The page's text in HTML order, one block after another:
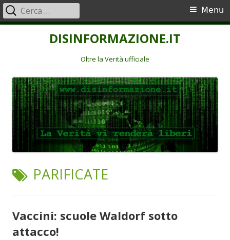
DISINFORMAZIONE.IT
Oltre la Verità ufficiale
Menu
principale
Menu
Ricerca
per:
TAG:
PARIFICATE
Vaccini: scuole Waldorf sotto
attacco!